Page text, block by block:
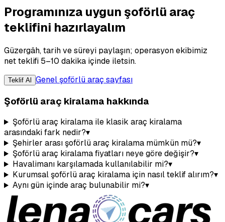
Programınıza uygun şoförlü araç
teklifini hazırlayalım
Güzergâh, tarih ve süreyi paylaşın; operasyon ekibimiz
net teklifi 5–10 dakika içinde iletsin.
Teklif Al Genel şoförlü araç sayfası
Şoförlü araç kiralama hakkında
Şoförlü araç kiralama ile klasik araç kiralama
arasındaki fark nedir?▾
Şehirler arası şoförlü araç kiralama mümkün mü?▾
Şoförlü araç kiralama fiyatları neye göre değişir?▾
Havalimanı karşılamada kullanılabilir mi?▾
Kurumsal şoförlü araç kiralama için nasıl teklif alırım?▾
Aynı gün içinde araç bulunabilir mi?▾